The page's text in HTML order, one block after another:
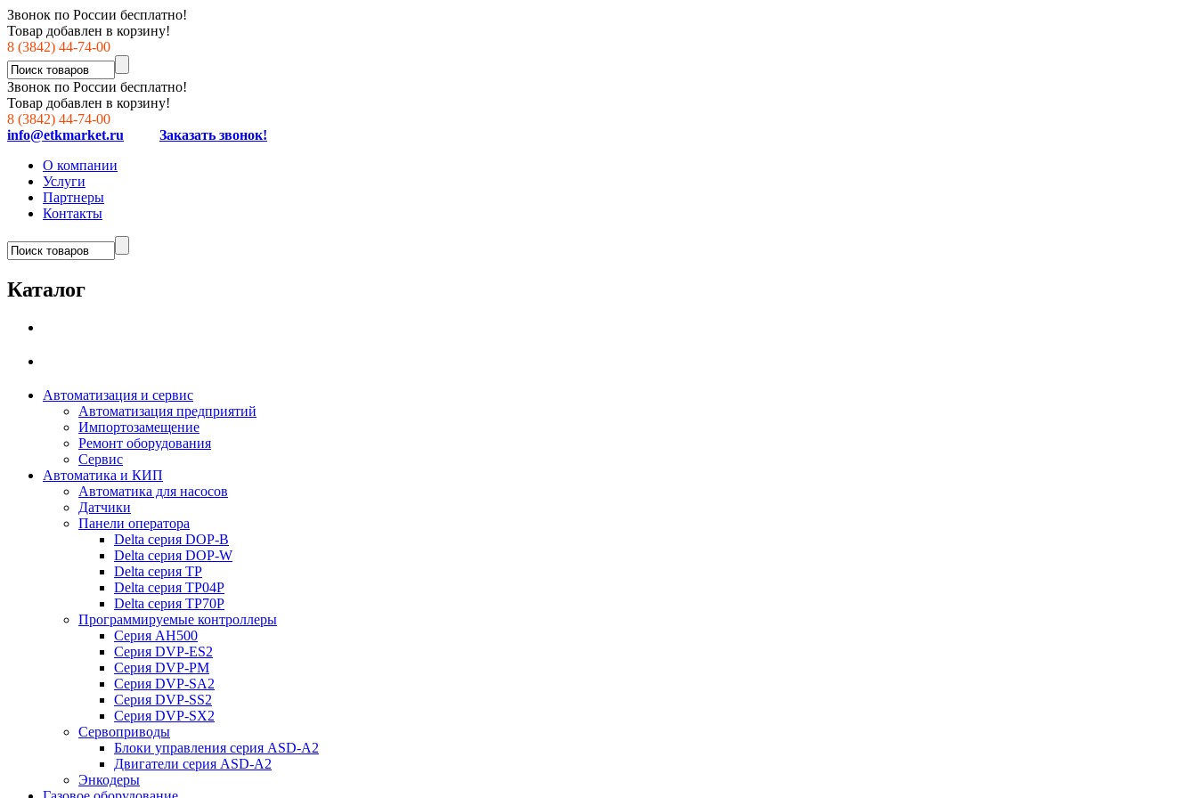
Звонок по России бесплатно!
Товар добавлен в корзину!
8 (3842) 44-74-00
Звонок по России бесплатно!
Товар добавлен в корзину!
8 (3842) 44-74-00
info@etkmarket.ru
Заказать звонок!
О компании
Услуги
Партнеры
Контакты
Каталог
Автоматизация и сервис
Автоматизация предприятий
Импортозамещение
Ремонт оборудования
Сервис
Автоматика и КИП
Автоматика для насосов
Датчики
Панели оператора
Delta серия DOP-B
Delta серия DOP-W
Delta серия TP
Delta серия TP04P
Delta серия TP70P
Программируемые контроллеры
Серия AH500
Серия DVP-ES2
Серия DVP-PM
Серия DVP-SA2
Серия DVP-SS2
Серия DVP-SX2
Сервоприводы
Блоки управления серия ASD-A2
Двигатели серия ASD-A2
Энкодеры